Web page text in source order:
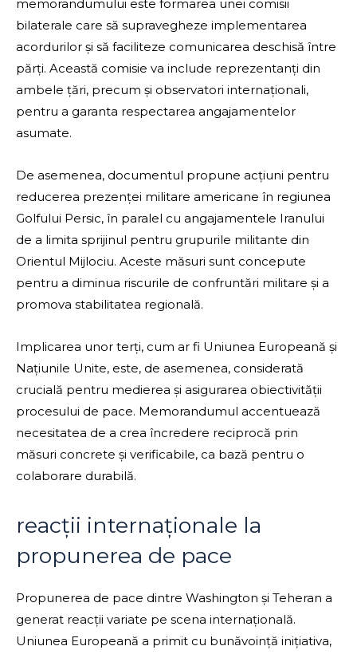
memorandumului este formarea unei comisii
bilaterale care să supravegheze implementarea
acordurilor și să faciliteze comunicarea deschisă între
părți. Această comisie va include reprezentanți din
ambele țări, precum și observatori internaționali,
pentru a garanta respectarea angajamentelor
asumate.
De asemenea, documentul propune acțiuni pentru
reducerea prezenței militare americane în regiunea
Golfului Persic, în paralel cu angajamentele Iranului
de a limita sprijinul pentru grupurile militante din
Orientul Mijlociu. Aceste măsuri sunt concepute
pentru a diminua riscurile de confruntări militare și a
promova stabilitatea regională.
Implicarea unor terți, cum ar fi Uniunea Europeană și
Națiunile Unite, este, de asemenea, considerată
crucială pentru medierea și asigurarea obiectivității
procesului de pace. Memorandumul accentuează
necesitatea de a crea încredere reciprocă prin
măsuri concrete și verificabile, ca bază pentru o
colaborare durabilă.
reacții internaționale la
propunerea de pace
Propunerea de pace dintre Washington și Teheran a
generat reacții variate pe scena internațională.
Uniunea Europeană a primit cu bunăvoință inițiativa,